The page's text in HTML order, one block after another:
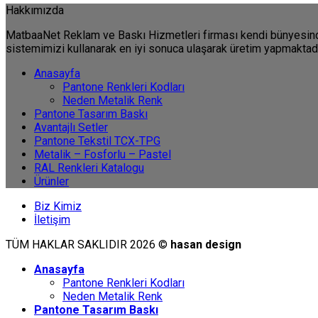
Hakkımızda
MatbaaNet Reklam ve Baskı Hizmetleri firması kendi
sistemimizi kullanarak en iyi sonuca ulaşarak üretim
Anasayfa
Pantone Renkleri Kodları
Neden Metalik Renk
Pantone Tasarım Baskı
Avantajlı Setler
Pantone Tekstil TCX-TPG
Metalik – Fosforlu – Pastel
RAL Renkleri Katalogu
Ürünler
Biz Kimiz
İletişim
TÜM HAKLAR SAKLIDIR 2026 © hasan design
Anasayfa
Pantone Renkleri Kodları
Neden Metalik Renk
Pantone Tasarım Baskı